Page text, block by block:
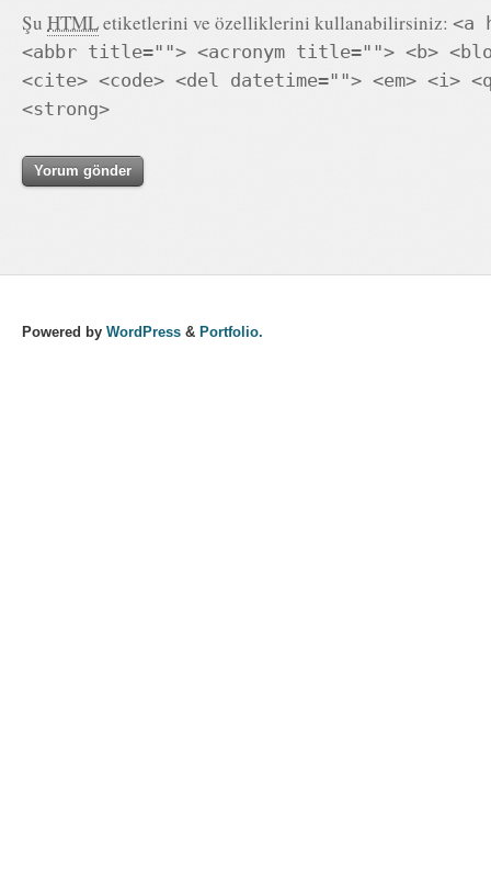
Şu HTMLetiketlerini ve özelliklerini kullanabilirsiniz: <a
<abbr title=""> <acronym title=""> <b>
<cite> <code> <del datetime=""> <em> <i>
<strong>
Powered by WordPress & Portfolio.